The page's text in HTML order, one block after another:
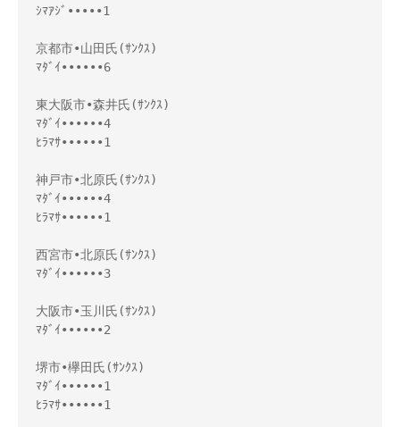
ｼﾏｱｼﾞ•••••1
京都市•山田氏(ｻﾝｸｽ)
ﾏﾀﾞｲ••••••6
東大阪市•森井氏(ｻﾝｸｽ)
ﾏﾀﾞｲ••••••4
ﾋﾗﾏｻ••••••1
神戸市•北原氏(ｻﾝｸｽ)
ﾏﾀﾞｲ••••••4
ﾋﾗﾏｻ••••••1
西宮市•北原氏(ｻﾝｸｽ)
ﾏﾀﾞｲ••••••3
大阪市•玉川氏(ｻﾝｸｽ)
ﾏﾀﾞｲ••••••2
堺市•欅田氏(ｻﾝｸｽ)
ﾏﾀﾞｲ••••••1
ﾋﾗﾏｻ••••••1